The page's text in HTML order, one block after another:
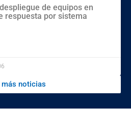
de equipos en
respuesta por sistema
más noticias